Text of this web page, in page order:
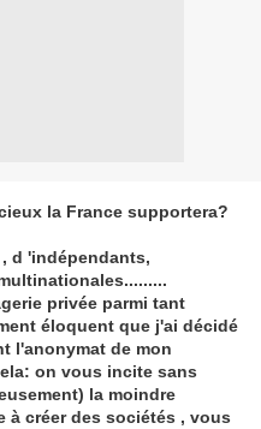
la France supportera?
d 'indépendants,
privée parmi tant
éloquent que j'ai décidé
l'anonymat de mon
on vous incite sans
la moindre
à créer des sociétés , vous